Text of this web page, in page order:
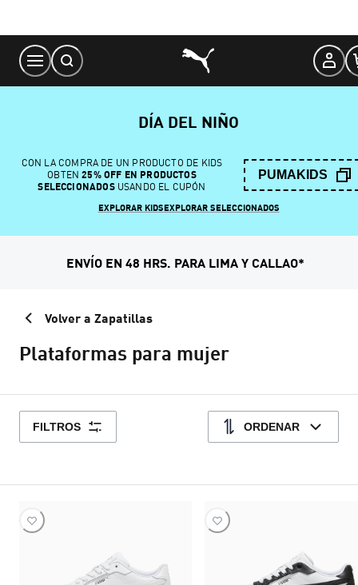
Content
DÍA DEL NIÑO
CON LA COMPRA DE UN PRODUCTO DE KIDS
OBTEN 25% OFF EN PRODUCTOS
SELECCIONADOSUSANDO EL CUPÓN
PUMAKIDS
EXPLORAR KIDSEXPLORAR SELECCIONADOS
ENVÍO EN 48 HRS. PARA LIMA Y CALLAO*
Volver a Zapatillas
Plataformas para mujer
FILTROS ORDENAR